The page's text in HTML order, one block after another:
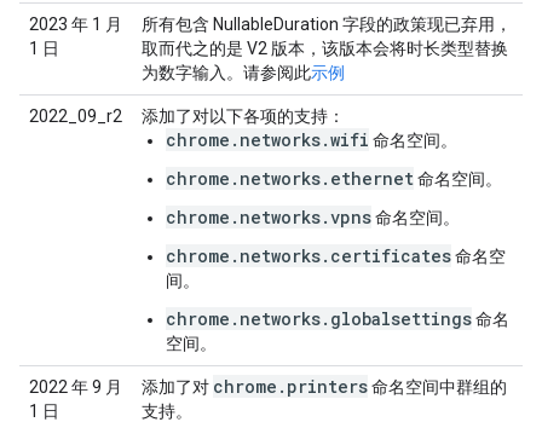
2023 年 1 月
1 日
所有包含 NullableDuration 字段的政策现已弃用，
取而代之的是 V2 版本，该版本会将时长类型替换
为数字输入。请参阅此示例
2022_09_r2 添加了对以下各项的支持：
chrome.networks.wifi 命名空间。
chrome.networks.ethernet命名空间。
chrome.networks.vpns命名空间。
chrome.networks.certificates命名空
间。
chrome.networks.globalsettings命名
空间。
2022 年 9 月
1 日
添加了对 chrome . printers命名空间中群组的
支持。